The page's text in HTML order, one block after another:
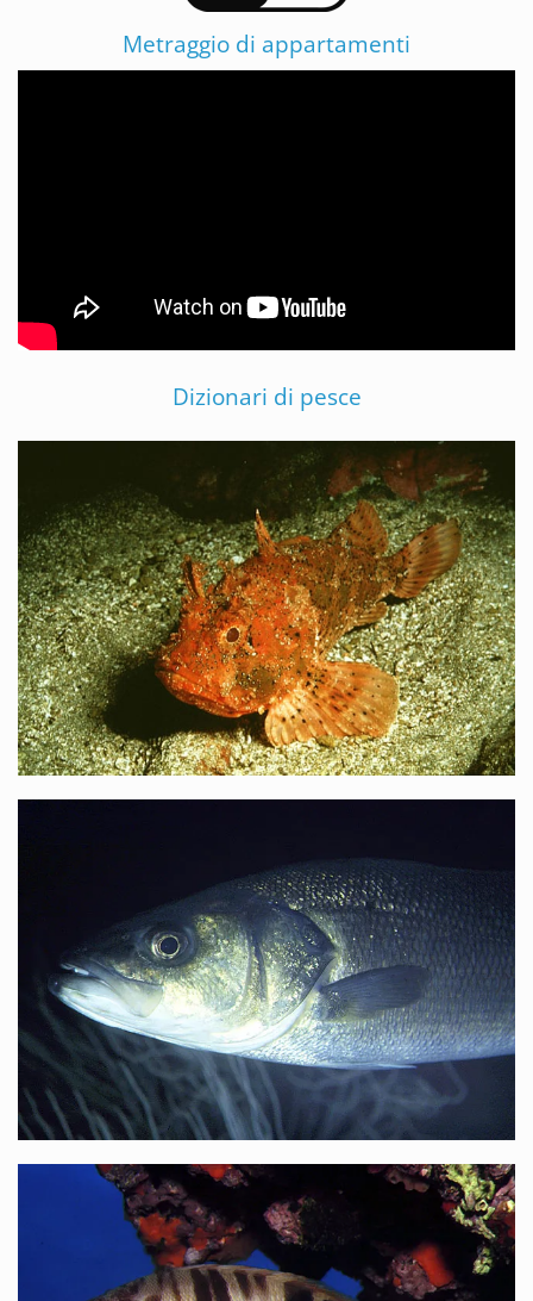
Metraggio di appartamenti
Dizionari di pesce